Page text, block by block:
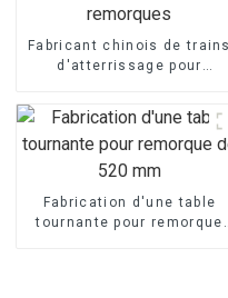
Fabricant chinois de trains
d'atterrissage pour
Fabrication d'une table
tournante pour remorque